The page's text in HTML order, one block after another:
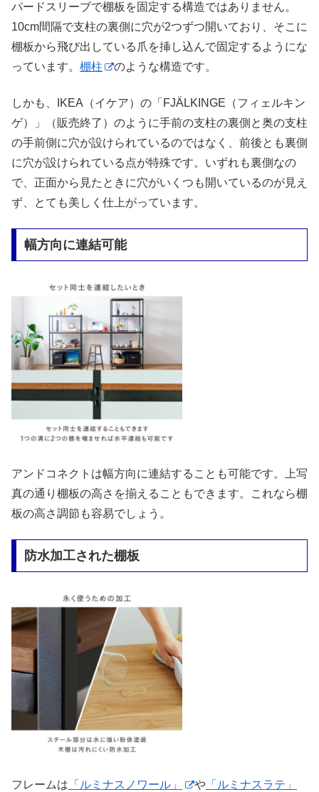
パードスリーブで棚板を固定する構造ではありません。
10cm間隔で支柱の裏側に穴が2つずつ開いており、そこに
棚板から飛び出している爪を挿し込んで固定するようにな
っています。 棚柱 のような構造です。
しかも、IKEA（イケア）の「FJÄLKINGE（フィェルキン
ゲ）」（販売終了）のように手前の支柱の裏側と奥の支柱
の手前側に穴が設けられているのではなく、前後とも裏側
に穴が設けられている点が特殊です。いずれも裏側なの
で、正面から見たときに穴がいくつも開いているのが見え
ず、とても美しく仕上がっています。
幅方向に連結可能
アンドコネクトは幅方向に連結することも可能です。上写
真の通り棚板の高さを揃えることもできます。これなら棚
板の高さ調節も容易でしょう。
防水加工された棚板
フレームは 「ルミナスノワール」 や 「ルミナスラテ」